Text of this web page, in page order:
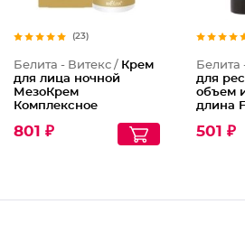
(23)
Белита - Витекс / Крем
для лица ночной
МезоКрем
Комплексное
801 ₽
Белита
для
объем
длина
501 ₽